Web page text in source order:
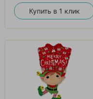
Купить в 1 клик